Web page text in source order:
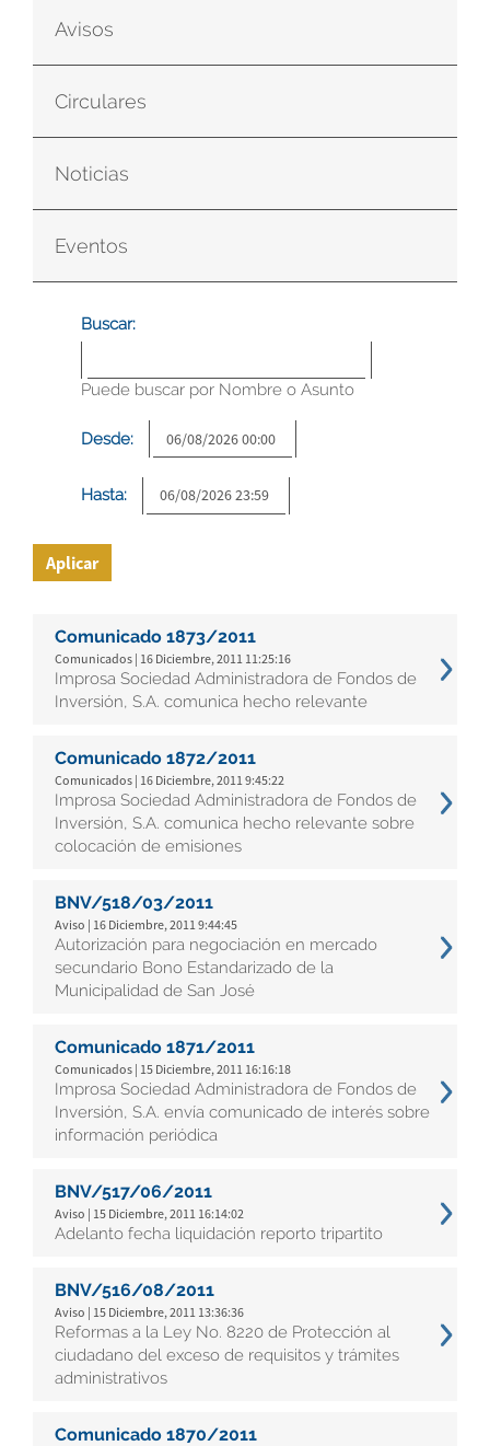
Avisos
Circulares
Noticias
Eventos
Buscar:
Puede buscar por Nombre o Asunto
Desde:
Hasta:
Aplicar
Comunicado 1873/2011
Comunicados | 16 Diciembre, 2011 11:25:16
Improsa Sociedad Administradora de Fondos de
Inversión, S.A. comunica hecho relevante
Comunicado 1872/2011
Comunicados | 16 Diciembre, 2011 9:45:22
Improsa Sociedad Administradora de Fondos de
Inversión, S.A. comunica hecho relevante sobre
colocación de emisiones
BNV/518/03/2011
Aviso | 16 Diciembre, 2011 9:44:45
Autorización para negociación en mercado
secundario Bono Estandarizado de la
Municipalidad de San José
Comunicado 1871/2011
Comunicados | 15 Diciembre, 2011 16:16:18
Improsa Sociedad Administradora de Fondos de
Inversión, S.A. envía comunicado de interés sobre
información periódica
BNV/517/06/2011
Aviso | 15 Diciembre, 2011 16:14:02
Adelanto fecha liquidación reporto tripartito
BNV/516/08/2011
Aviso | 15 Diciembre, 2011 13:36:36
Reformas a la Ley No. 8220 de Protección al
ciudadano del exceso de requisitos y trámites
administrativos
Comunicado 1870/2011